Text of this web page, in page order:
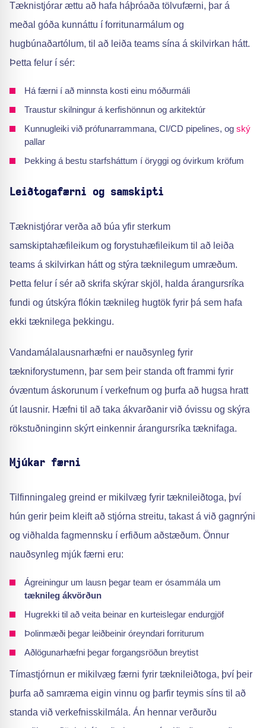
Tæknistjórar ættu að hafa háþróaða tölvufærni, þar á
meðal góða kunnáttu í forritunarmálum og
hugbúnaðartólum, til að leiða teams sína á skilvirkan hátt.
Þetta felur í sér:
Há færni í að minnsta kosti einu móðurmáli
Traustur skilningur á kerfishönnun og arkitektúr
Kunnugleiki við prófunarrammana, CI/CD pipelines, og ský
pallar
Þekking á bestu starfsháttum í öryggi og óvirkum kröfum
Leiðtogafærni og samskipti
Tæknistjórar verða að búa yfir sterkum
samskiptahæfileikum og forystuhæfileikum til að leiða
teams á skilvirkan hátt og stýra tæknilegum umræðum.
Þetta felur í sér að skrifa skýrar skjöl, halda árangursríka
fundi og útskýra flókin tæknileg hugtök fyrir þá sem hafa
ekki tæknilega þekkingu.
Vandamálalausnarhæfni er nauðsynleg fyrir
tækniforystumenn, þar sem þeir standa oft frammi fyrir
óvæntum áskorunum í verkefnum og þurfa að hugsa hratt
út lausnir. Hæfni til að taka ákvarðanir við óvissu og skýra
rökstuðninginn skýrt einkennir árangursríka tæknifaga.
Mjúkar færni
Tilfinningaleg greind er mikilvæg fyrir tæknileiðtoga, því
hún gerir þeim kleift að stjórna streitu, takast á við gagnrýni
og viðhalda fagmennsku í erfiðum aðstæðum. Önnur
nauðsynleg mjúk færni eru:
Ágreiningur um lausn þegar team er ósammála um
tæknileg ákvörðun
Hugrekki til að veita beinar en kurteislegar endurgjöf
Þolinmæði þegar leiðbeinir óreyndari forriturum
Aðlögunarhæfni þegar forgangsröðun breytist
Tímastjórnun er mikilvæg færni fyrir tæknileiðtoga, því þeir
þurfa að samræma eigin vinnu og þarfir teymis síns til að
standa við verkefnisskilmála. Án hennar verðurðu